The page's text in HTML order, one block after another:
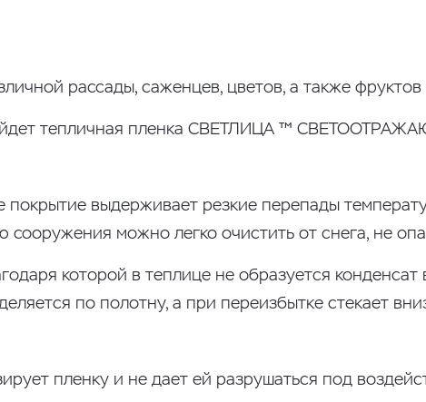
рассады, саженцев, цветов, а также
тепличная пленка СВЕТЛИЦА ™
выдерживает резкие перепады
можно легко очистить от снега, не
которой в теплице не образуется
по полотну, а при переизбытке стекает
пленку и не дает ей разрушаться под